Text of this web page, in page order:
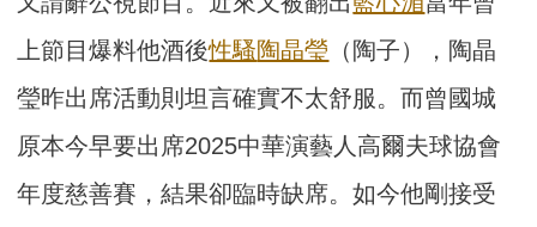
上節目爆料他酒後性騷陶晶瑩 （陶子），陶晶
瑩昨出席活動則坦言確實不太舒服。而曾國城
原本今早要出席2025中華演藝人高爾夫球協會
年度慈善賽，結果卻臨時缺席。如今他剛接受